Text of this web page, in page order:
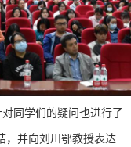
同学们的疑问也进行了
，并向刘川鄂教授表达